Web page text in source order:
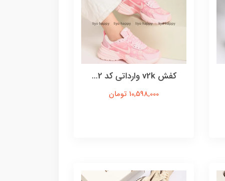
کفش v2k وارداتی کد 2...
10,598,000 تومان